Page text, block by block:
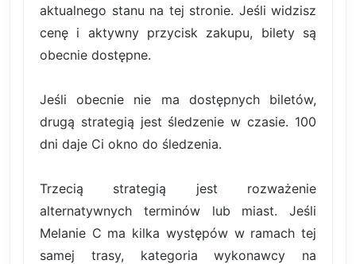
aktualnego stanu na tej stronie. Jeśli widzisz
cenę i aktywny przycisk zakupu, bilety są
obecnie dostępne.
Jeśli obecnie nie ma dostępnych biletów,
drugą strategią jest śledzenie w czasie. 100
dni daje Ci okno do śledzenia.
Trzecią strategią jest rozważenie
alternatywnych terminów lub miast. Jeśli
Melanie C ma kilka występów w ramach tej
samej trasy, kategoria wykonawcy na